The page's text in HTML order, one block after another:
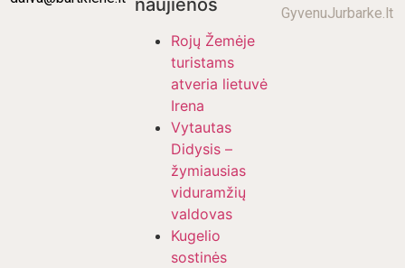
naujienos
Rojų Žemėje
turistams
atveria lietuvė
Irena
Vytautas
Didysis –
žymiausias
viduramžių
valdovas
Kugelio
sostinės
GyvenuJurbarke.lt